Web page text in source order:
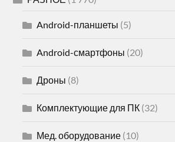
Android-планшеты (5)
Android-смартфоны (20)
Дроны (8)
Комплектующие для ПК (32)
Мед. оборудование (10)